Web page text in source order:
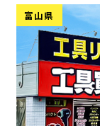
富山県